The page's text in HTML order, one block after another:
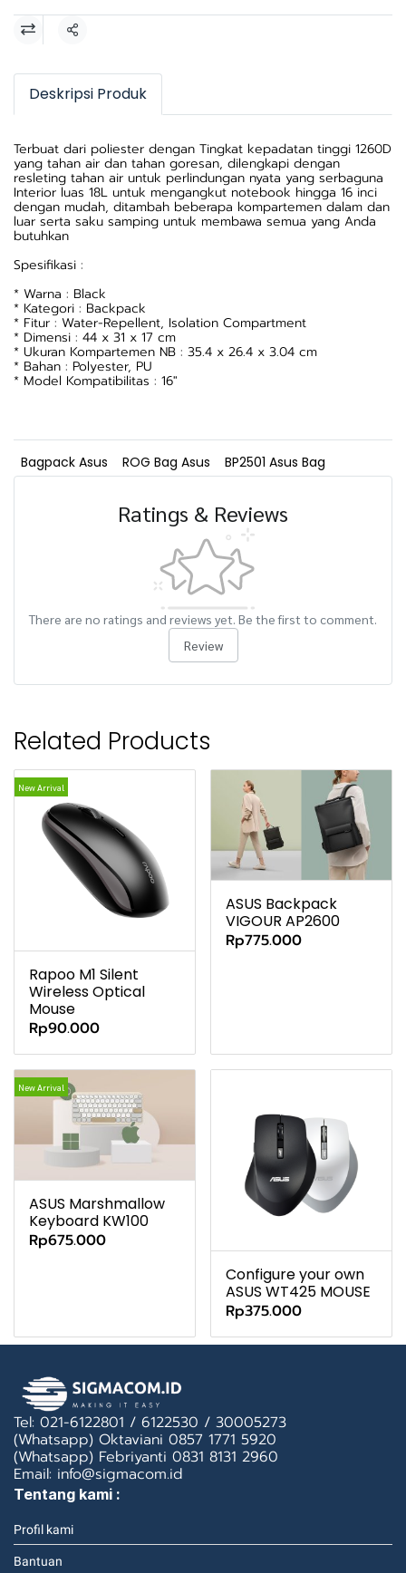
Share
Deskripsi Produk
Terbuat dari poliester dengan Tingkat kepadatan tinggi 1260D
yang tahan air dan tahan goresan, dilengkapi dengan
resleting tahan air untuk perlindungan nyata yang serbaguna
Interior luas 18L untuk mengangkut notebook hingga 16 inci
dengan mudah, ditambah beberapa kompartemen dalam dan
luar serta saku samping untuk membawa semua yang Anda
butuhkan
Spesifikasi :
* Warna : Black
* Kategori : Backpack
* Fitur : Water-Repellent, Isolation Compartment
* Dimensi : 44 x 31 x 17 cm
* Ukuran Kompartemen NB : 35.4 x 26.4 x 3.04 cm
* Bahan : Polyester, PU
* Model Kompatibilitas : 16"
Bagpack Asus ROG Bag Asus BP2501 Asus Bag
Ratings & Reviews
There are no ratings and reviews yet. Be the first to comment.
Review
Related Products
New Arrival
Rapoo M1 Silent
Wireless Optical
Mouse
Rp90.000
ASUS Backpack
VIGOUR AP2600
Rp775.000
New Arrival
ASUS Marshmallow
Keyboard KW100
Rp675.000
Configure your own
ASUS WT425 MOUSE
Rp375.000
Tel: 021-6122801 / 6122530 / 30005273
(Whatsapp) Oktaviani 0857 1771 5920
(Whatsapp) Febriyanti 0831 8131 2960
Email: info@sigmacom.id
Tentang kami :
Profil kami
Bantuan